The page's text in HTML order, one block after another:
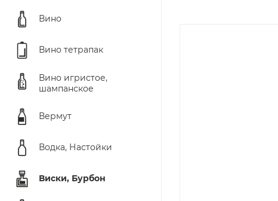
Вино
Вино тетрапак
Вино игристое,
шампанское
Вермут
Водка, Настойки
Виски, Бурбон